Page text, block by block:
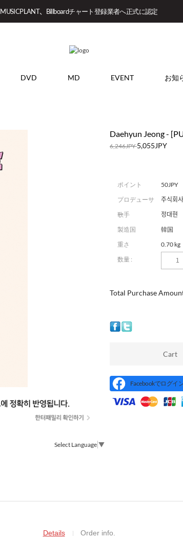
MUSICPLANT、Billboardチャート登録業者へ正式に認定
DVD MD EVENT お知
Daehyun Jeong -
6,246JPY5,055JPY
ポイント
50JPY
プロデューサ
ー
주식회
歌手
정대현
製造国
韓国
重さ
0.70 kg
数量 :
Total Purchase
Cart
Facebookでログイ
Select Language ▼
Details Order info.